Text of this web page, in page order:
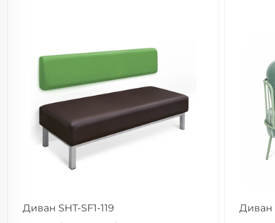
Диван SHT-SF1-119 Диван